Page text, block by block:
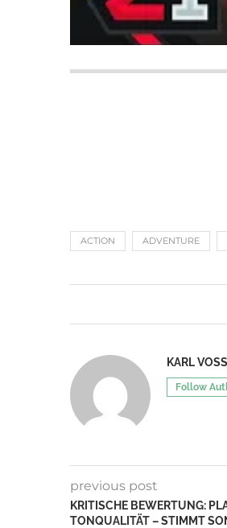
ACTION ADVENTURE
KARL VOSS
Follow
previous post
KRITISCHE BEWERTUNG:
TONQUALITÄT – STIMMT